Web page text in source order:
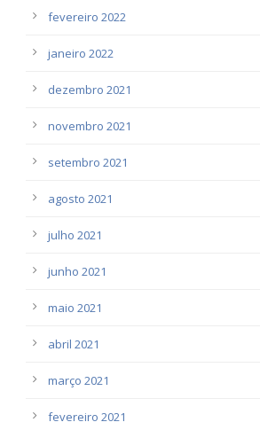
fevereiro 2022
janeiro 2022
dezembro 2021
novembro 2021
setembro 2021
agosto 2021
julho 2021
junho 2021
maio 2021
abril 2021
março 2021
fevereiro 2021